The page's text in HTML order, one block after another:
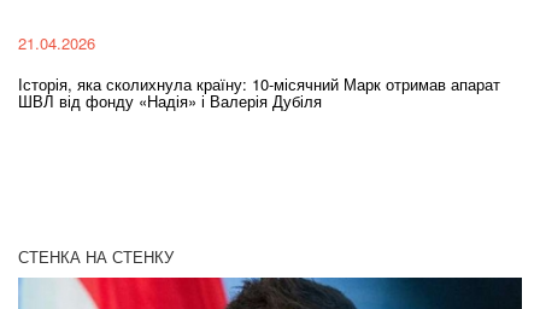
21.04.2026
Історія, яка сколихнула країну: 10-місячний Марк отримав апарат
ШВЛ від фонду «Надія» і Валерія Дубіля
СТЕНКА НА СТЕНКУ